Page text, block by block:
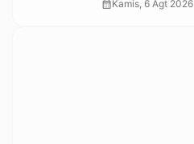
calendar_monthKamis, 6 Agt 2026